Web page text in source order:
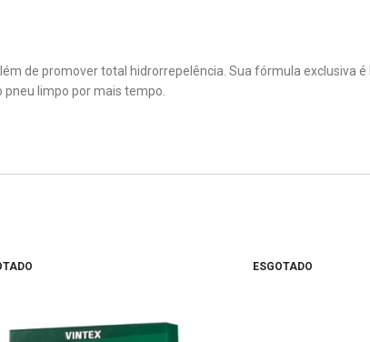
de promover total hidrorrepelência. Sua fórmula exclusiva é
limpo por mais tempo.
ESGOTADO